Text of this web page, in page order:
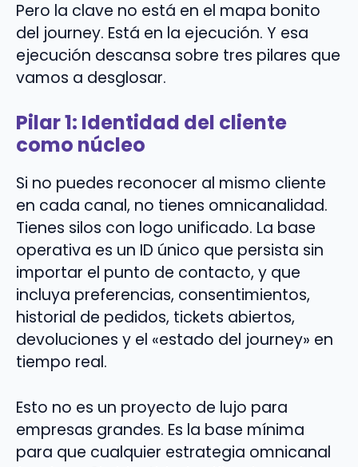
Pero la clave no está en el mapa bonito
del journey. Está en la ejecución. Y esa
ejecución descansa sobre tres pilares que
vamos a desglosar.
Pilar 1: Identidad del cliente
como núcleo
Si no puedes reconocer al mismo cliente
en cada canal, no tienes omnicanalidad.
Tienes silos con logo unificado. La base
operativa es un ID único que persista sin
importar el punto de contacto, y que
incluya preferencias, consentimientos,
historial de pedidos, tickets abiertos,
devoluciones y el «estado del journey» en
tiempo real.
Esto no es un proyecto de lujo para
empresas grandes. Es la base mínima
para que cualquier estrategia omnicanal